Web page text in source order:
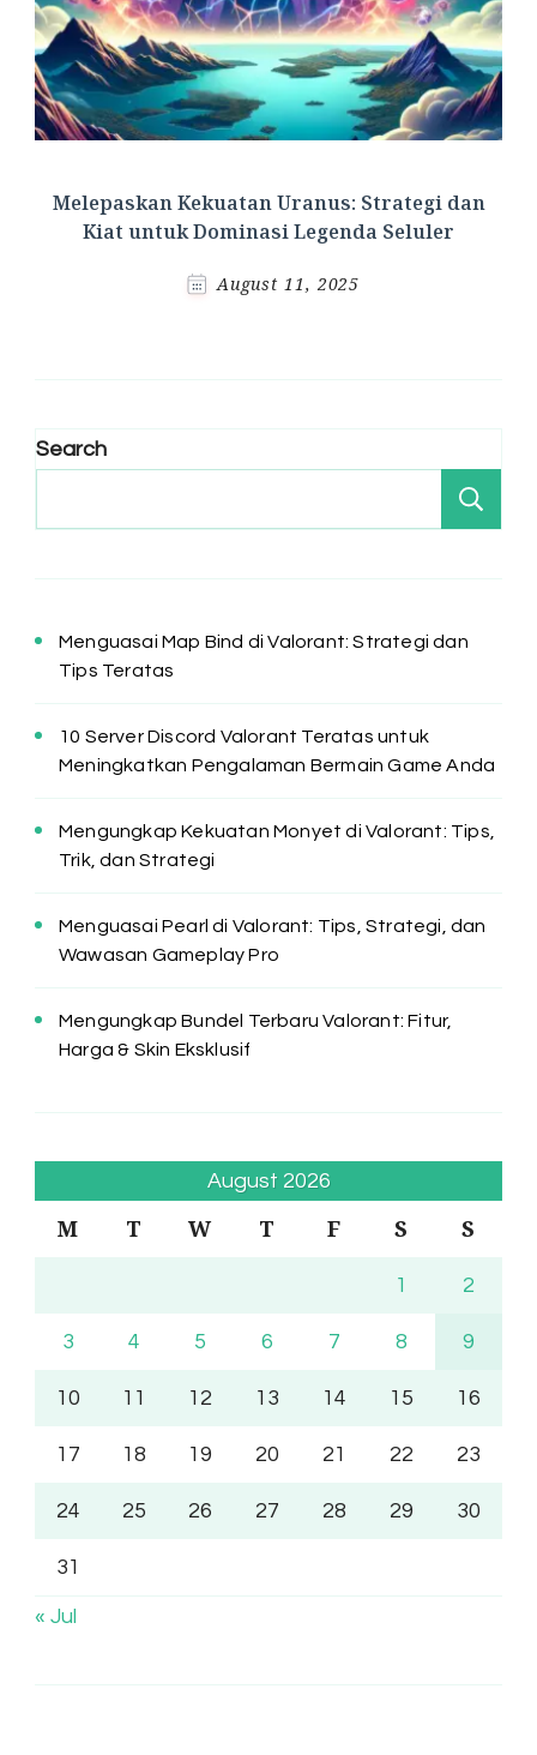
Melepaskan Kekuatan Uranus: Strategi dan
Kiat untuk Dominasi Legenda Seluler
August 11, 2025
Search
Menguasai Map Bind di Valorant: Strategi dan
Tips Teratas
10 Server Discord Valorant Teratas untuk
Meningkatkan Pengalaman Bermain Game Anda
Mengungkap Kekuatan Monyet di Valorant: Tips,
Trik, dan Strategi
Menguasai Pearl di Valorant: Tips, Strategi, dan
Wawasan Gameplay Pro
Mengungkap Bundel Terbaru Valorant: Fitur,
Harga & Skin Eksklusif
August 2026
M T W T F S S
1 2
3 4 5 6 7 8 9
10 11 12 13 14 15 16
17 18 19 20 21 22 23
24 25 26 27 28 29 30
31
« Jul